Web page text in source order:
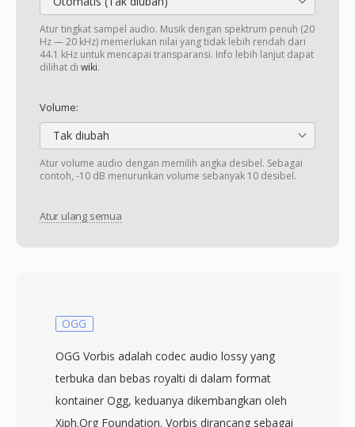
Atur tingkat sampel audio. Musik dengan spektrum penuh (20
Hz — 20 kHz) memerlukan nilai yang tidak lebih rendah dari
44.1 kHz untuk mencapai transparansi. Info lebih lanjut dapat
dilihat di wiki.
Volume:
Tak diubah
Atur volume audio dengan memilih angka desibel. Sebagai
contoh, -10 dB menurunkan volume sebanyak 10 desibel.
Atur ulang semua
OGG
OGG Vorbis adalah codec audio lossy yang
terbuka dan bebas royalti di dalam format
kontainer Ogg, keduanya dikembangkan oleh
Xiph.Org Foundation. Vorbis dirancang sebagai